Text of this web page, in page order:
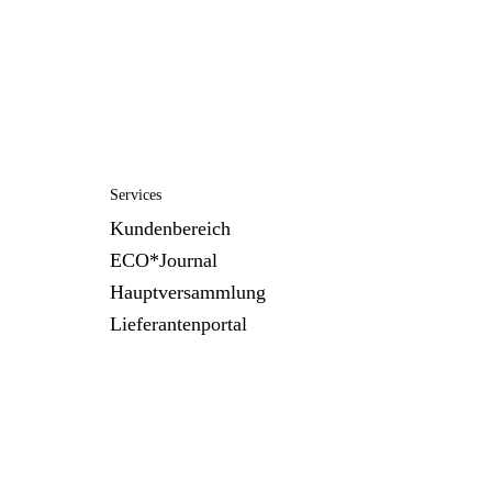
Services
Kundenbereich
ECO*Journal
Hauptversammlung
Lieferantenportal